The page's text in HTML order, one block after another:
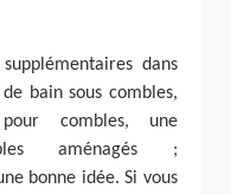
dans
bain sous combles,
combles, une
aménagés ;
bonne idée. Si vous